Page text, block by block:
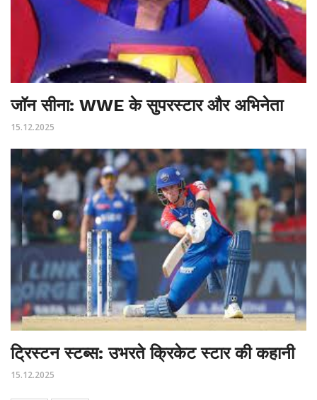
जॉन सीना: WWE के सुपरस्टार और अभिनेता
15.12.2025
ट्रिस्टन स्टब्स: उभरते क्रिकेट स्टार की कहानी
15.12.2025